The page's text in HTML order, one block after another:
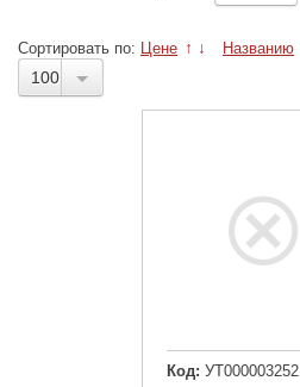
Сортировать по: Цене ↑ ↓ Названию
100
Код: УТ000003252